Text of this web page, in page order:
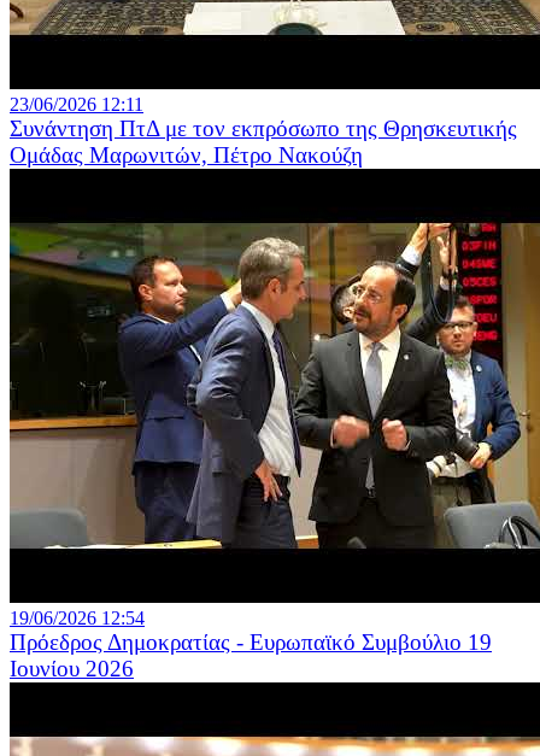
23/06/2026 12:11
Συνάντηση ΠτΔ με τον εκπρόσωπο της Θρησκευτικής
Ομάδας Μαρωνιτών, Πέτρο Νακούζη
19/06/2026 12:54
Πρόεδρος Δημοκρατίας - Ευρωπαϊκό Συμβούλιο 19
Ιουνίου 2026